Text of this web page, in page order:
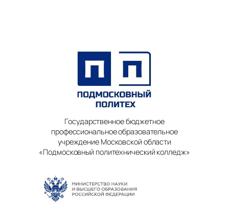
Государственное бюджетное
профессиональное образовательное
учреждение Московской области
«Подмосковный политехнический колледж»